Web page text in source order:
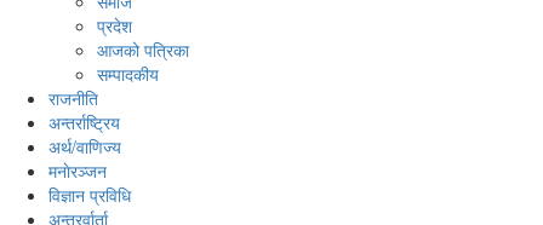
प्रदेश
आजको पत्रिका
सम्पादकीय
राजनीति
अन्तर्राष्ट्रिय
अर्थ/वाणिज्य
मनाेरञ्जन
विज्ञान प्रविधि
अन्तरर्वार्ता